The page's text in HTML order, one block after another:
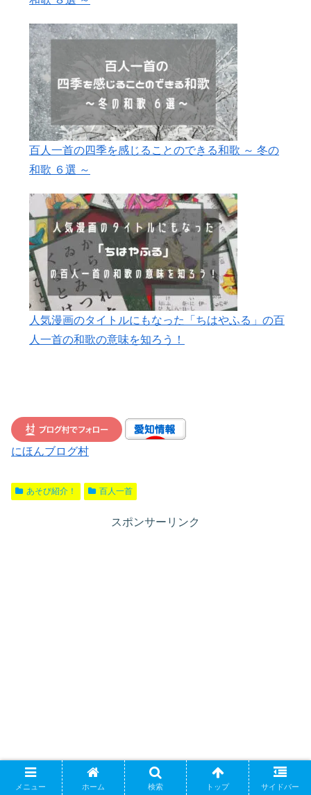
百人一首の四季を感じることのできる和歌 ～ 冬の
和歌 ６選 ～
人気漫画のタイトルにもなった「ちはやふる」の百
人一首の和歌の意味を知ろう！
にほんブログ村
あそび紹介！ 百人一首
スポンサーリンク
メニュー ホーム 検索 トップ サイドバー